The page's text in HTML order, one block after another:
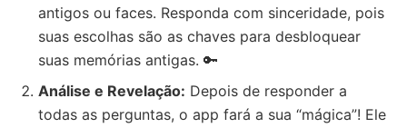
antigos ou faces. Responda com sinceridade, pois
suas escolhas são as chaves para desbloquear
suas memórias antigas. 🔑
Análise e Revelação: Depois de responder a
todas as perguntas, o app fará a sua “mágica”! Ele